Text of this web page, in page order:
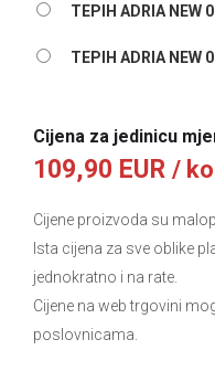
TEPIH ADRIA NEW
TEPIH ADRIA NEW
Cijena za jedinicu
109,90 EUR /
Cijene proizvoda su
Ista cijena za sve oblike
jednokratno i na rate.
Cijene na web trgovini
poslovnicama.